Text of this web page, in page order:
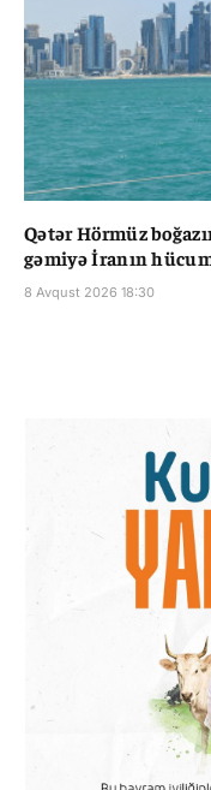
Qətər Hörmüz
gəmiyə İranın
8 Avqust 2026 18:30